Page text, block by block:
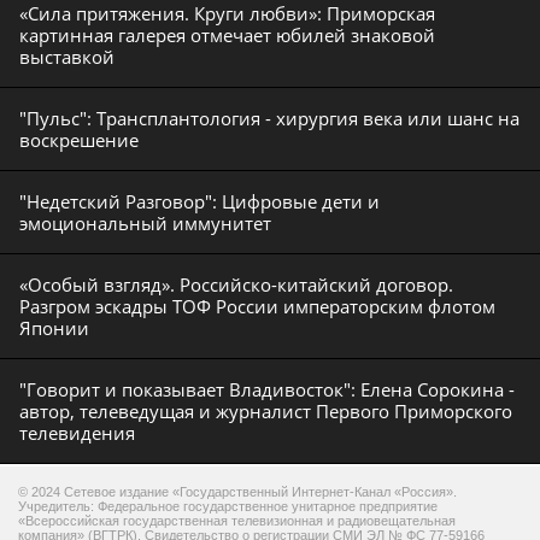
«Сила притяжения. Круги любви»: Приморская
картинная галерея отмечает юбилей знаковой
выставкой
"Пульс": Трансплантология - хирургия века или шанс на
воскрешение
"Недетский Разговор": Цифровые дети и
эмоциональный иммунитет
«Особый взгляд». Российско-китайский договор.
Разгром эскадры ТОФ России императорским флотом
Японии
"Говорит и показывает Владивосток": Елена Сорокина -
автор, телеведущая и журналист Первого Приморского
телевидения
© 2024 Сетевое издание «Государственный Интернет-Канал «Россия».
Учредитель: Федеральное государственное унитарное предприятие
«Всероссийская государственная телевизионная и радиовещательная
компания» (ВГТРК). Свидетельство о регистрации СМИ ЭЛ № ФС 77-59166